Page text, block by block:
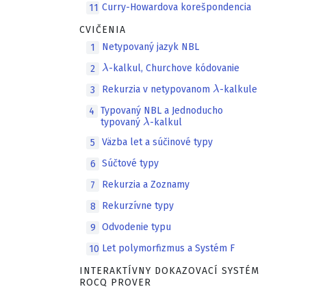
11 Curry-Howardova korešpondencia
CVIČENIA
1
Netypovaný jazyk NBL
2
λ
-kalkul, Churchove kódovanie
3
Rekurzia v netypovanom
λ
-kalkule
4 Typovaný NBL a Jednoducho
typovaný
λ
-kalkul
5
Väzba let a súčinové typy
6 Súčtové typy
7
Rekurzia a Zoznamy
8
Rekurzívne typy
9 Odvodenie typu
10 Let polymorfizmus a Systém F
INTERAKTÍVNY DOKAZOVACÍ SYSTÉM
ROCQ PROVER